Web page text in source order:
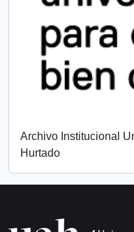
Archivo Institucional
Hurtado